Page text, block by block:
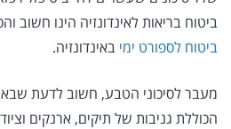
ביטוח בריאות לאינדונזיה הינו חשוב
ביטוח לספורט ימי באינדונזיה.
מעבר לסיכוני הטבע, חשוב לדעת
הכוללת גניבות של תיקים, ארנקים